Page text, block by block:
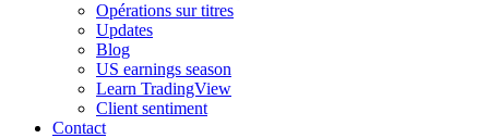
Opérations sur titres
Updates
Blog
US earnings season
Learn TradingView
Client sentiment
Contact